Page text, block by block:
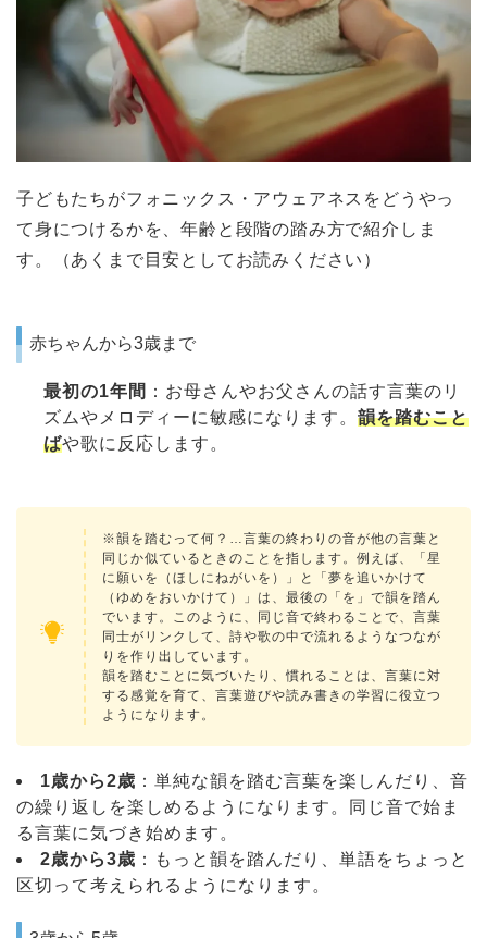
子どもたちがフォニックス・アウェアネスをどうやっ
て身につけるかを、年齢と段階の踏み方で紹介しま
す。（あくまで目安としてお読みください）
赤ちゃんから3歳まで
最初の1年間 ：お母さんやお父さんの話す言葉のリ
ズムやメロディーに敏感になります。 韻を踏むこと
ばや歌に反応します。
※韻を踏むって何？…言葉の終わりの音が他の言葉と
同じか似ているときのことを指します。例えば、「星
に願いを（ほしにねがいを）」と「夢を追いかけて
（ゆめをおいかけて）」は、最後の「を」で韻を踏ん
でいます。このように、同じ音で終わることで、言葉
同士がリンクして、詩や歌の中で流れるようなつなが
りを作り出しています。
韻を踏むことに気づいたり、慣れることは、言葉に対
する感覚を育て、言葉遊びや読み書きの学習に役立つ
ようになります。
1歳から2歳 ：単純な韻を踏む言葉を楽しんだり、音
の繰り返しを楽しめるようになります。同じ音で始ま
る言葉に気づき始めます。
2歳から3歳 ：もっと韻を踏んだり、単語をちょっと
区切って考えられるようになります。